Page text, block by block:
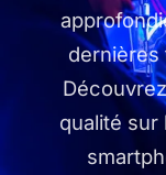
dernières
qualité sur